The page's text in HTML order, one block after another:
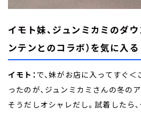
イモト妹、ジュンミカミのダウ
ンテンとのコラボ）を気に入る
イモト：で、妹がお店に入ってすぐ＜
ったのが、ジュンミカミさんの冬の
そうだしオシャレだし。試着したら